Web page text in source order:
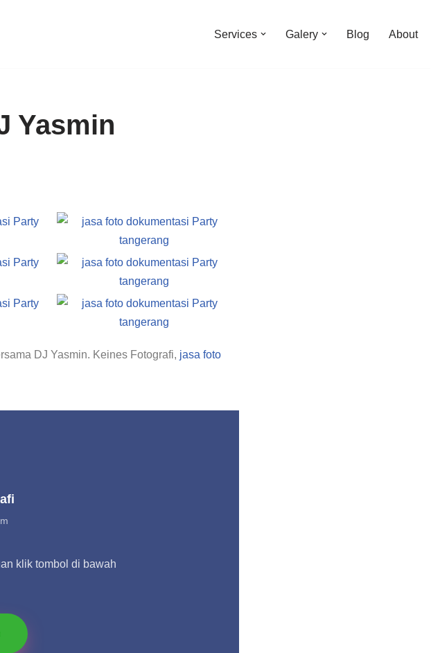
Services Galery Blog About
Yasmin
DJ Yasmin. Keines Fotografi, jasa foto
klik tombol di bawah